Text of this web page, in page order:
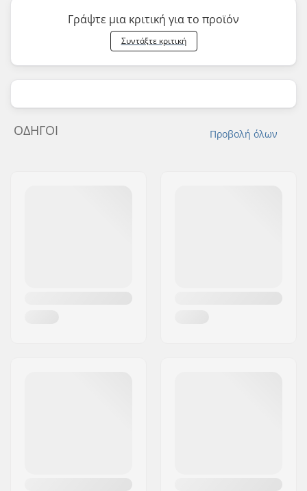
Γράψτε μια κριτική για το προϊόν
Συντάξτε κριτική
Προβολή όλων
ΟΔΗΓΟΊ